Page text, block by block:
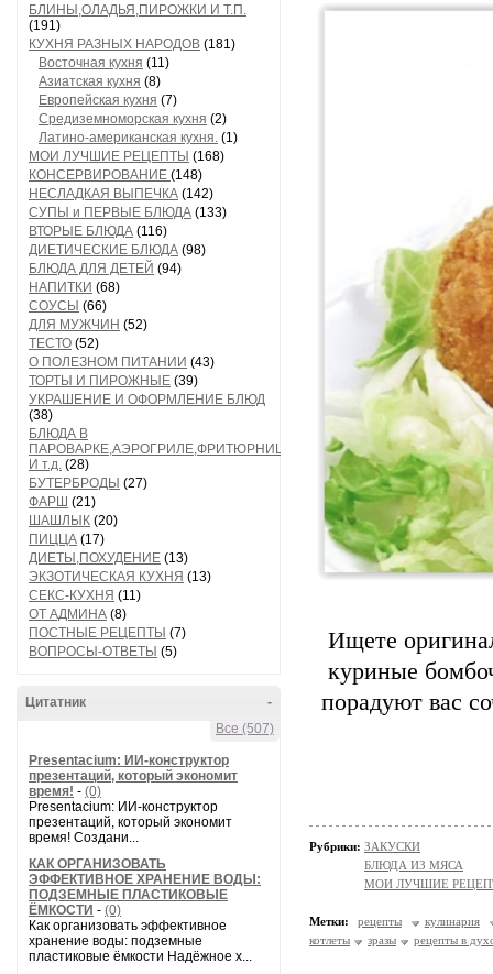
БЛИНЫ,ОЛАДЬЯ,ПИРОЖКИ И Т.П.
(191)
КУХНЯ РАЗНЫХ НАРОДОВ (181)
Восточная кухня (11)
Азиатская кухня (8)
Европейская кухня (7)
Средиземноморская кухня (2)
Латино-американская кухня. (1)
МОИ ЛУЧШИЕ РЕЦЕПТЫ (168)
КОНСЕРВИРОВАНИЕ (148)
НЕСЛАДКАЯ ВЫПЕЧКА (142)
СУПЫ и ПЕРВЫЕ БЛЮДА (133)
ВТОРЫЕ БЛЮДА (116)
ДИЕТИЧЕСКИЕ БЛЮДА (98)
БЛЮДА ДЛЯ ДЕТЕЙ (94)
НАПИТКИ (68)
СОУСЫ (66)
ДЛЯ МУЖЧИН (52)
ТЕСТО (52)
О ПОЛЕЗНОМ ПИТАНИИ (43)
ТОРТЫ И ПИРОЖНЫЕ (39)
УКРАШЕНИЕ И ОФОРМЛЕНИЕ БЛЮД
(38)
БЛЮДА В
ПАРОВАРКЕ,АЭРОГРИЛЕ,ФРИТЮРНИЦЕ
И т.д. (28)
БУТЕРБРОДЫ (27)
ФАРШ (21)
ШАШЛЫК (20)
ПИЦЦА (17)
ДИЕТЫ,ПОХУДЕНИЕ (13)
ЭКЗОТИЧЕСКАЯ КУХНЯ (13)
СЕКС-КУХНЯ (11)
ОТ АДМИНА (8)
ПОСТНЫЕ РЕЦЕПТЫ (7)
ВОПРОСЫ-ОТВЕТЫ (5)
-
Цитатник
Все (507)
Presentacium: ИИ‑конструктор
презентаций, который экономит
время! - (0)
Presentacium: ИИ‑конструктор
презентаций, который экономит
время! Создани...
КАК ОРГАНИЗОВАТЬ
ЭФФЕКТИВНОЕ ХРАНЕНИЕ ВОДЫ:
ПОДЗЕМНЫЕ ПЛАСТИКОВЫЕ
ЁМКОСТИ - (0)
Как организовать эффективное
хранение воды: подземные
пластиковые ёмкости Надёжное х...
Ищете
куриные
порадуют вас
Рубрики: ЗАКУСКИ
БЛЮДА ИЗ МЯСА
МОИ ЛУЧШИЕ
Метки: рецепты
кулинария
котлеты
зразы рецепты в